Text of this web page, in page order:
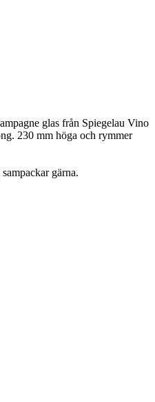
glas från Spiegelau Vino
230 mm höga och rymmer
gärna.